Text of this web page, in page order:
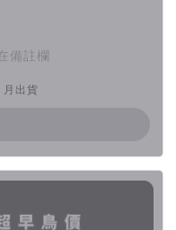
除異味，散發淡淡的甜橙
眼睛和呼吸道，維護身心
收再利用廢棄黃金蜆
備註欄
出貨